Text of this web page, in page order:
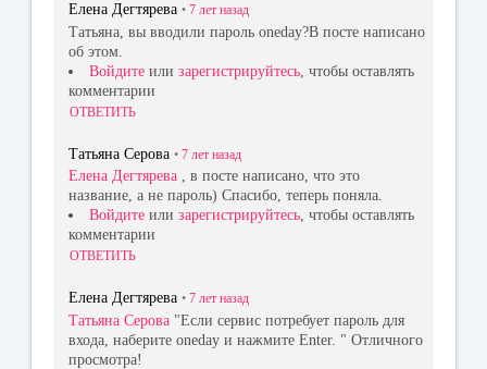
Елена Дегтярева • 7 лет назад
Татьяна, вы вводили пароль oneday?В посте написано
об этом.
Войдите или зарегистрируйтесь , чтобы оставлять
комментарии
ОТВЕТИТЬ
Татьяна Серова • 7 лет назад
Елена Дегтярева , в посте написано, что это
название, а не пароль) Спасибо, теперь поняла.
Войдите или зарегистрируйтесь, чтобы оставлять
комментарии
ОТВЕТИТЬ
Елена Дегтярева • 7 лет назад
Татьяна Серова "Если сервис потребует пароль для
входа, наберите oneday и нажмите Enter. " Отличного
просмотра!